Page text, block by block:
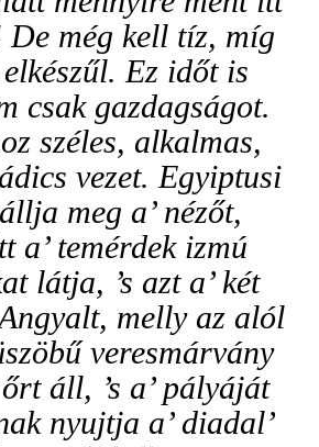
De még kell tíz, míg
Ez időt is
csak gazdagságot.
széles, alkalmas,
vezet. Egyiptusi
meg a’ nézőt,
a’ temérdek izmú
látja, ’s azt a’ két
melly az alól
veresmárvány
áll, ’s a’ pályáját
nyujtja a’ diadal’